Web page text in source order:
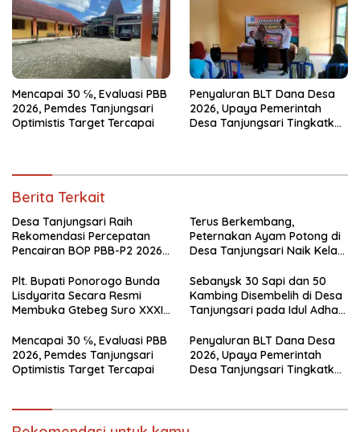
Mencapai 30 ℅, Evaluasi PBB
2026, Pemdes Tanjungsari
Optimistis Target Tercapai
Penyaluran BLT Dana Desa
2026, Upaya Pemerintah
Desa Tanjungsari Tingkatkan
Berita Terkait
Desa Tanjungsari Raih
Rekomendasi Percepatan
Pencairan BOP PBB-P2 2026
Persen
Terus Berkembang,
Peternakan Ayam Potong di
Desa Tanjungsari Naik Kelas
Blower
Plt. Bupati Ponorogo Bunda
Lisdyarita Secara Resmi
Membuka Gtebeg Suro XXXI
Sebanysk 30 Sapi dan 50
Kambing Disembelih di Desa
Tanjungsari pada Idul Adha
Mencapai 30 ℅, Evaluasi PBB
2026, Pemdes Tanjungsari
Optimistis Target Tercapai
Penyaluran BLT Dana Desa
2026, Upaya Pemerintah
Desa Tanjungsari Tingkatkan